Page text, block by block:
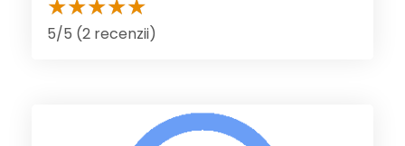
5/5 (2 recenzii)